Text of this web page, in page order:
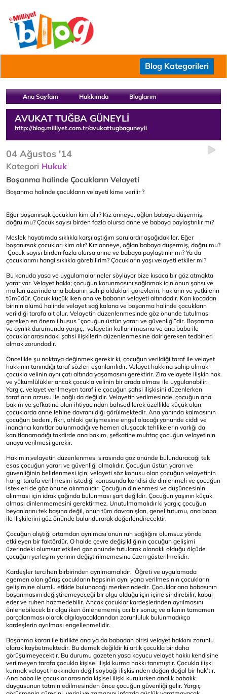
Blog Kategorileri
Ana Sayfam Hakkımda Bloglarım
AVUKAT TUĞBA GÜNEYLİ
http://blog.milliyet.com.tr/avukattugbaguneyli
04 Ağustos '14
Kategori Hukuk
Boşanma halinde Çocukların Velayeti
Boşanma halinde çocukların velayeti kime verilir ?
Eğer boşanırsak çocukları kim alır? Kız anneye, oğlan babaya düşermiş,
doğru mu? Çocuk sayısı birden fazla olursa anne ve babaya paylaştırılır mı?
Meslek hayatımda sıklıkla karşılaştığım sorulardır aşağıdakiler. Eğer
boşanırsak çocukları kim alır? Kız anneye, oğlan babaya düşermiş, doğru mu?
Çocuk sayısı birden fazla olursa anne ve babaya paylaştırılır mı? Ya da
çocuklarımı hangi sıklıkla görebilirim? Çocukların yaşı velayeti etkiler mi?
Bu konuda yasa ve uygulamalar neler söylüyor bize kısaca bir göz atmakta
yarar var. Velayet hakkı; çocuğun korunmasını sağlamak için onun şahsı ve
malları üzerinde ana babanın sahip oldukları görevlerin, hakların ve yetkilerin
tümüdür. Çocuk küçük iken ana ve babanın velayeti altındadır. Karı kocadan
birinin ölümü halinde velayet sağ kalana ve boşanma halinde çocukların
verildiği tarafa ait olur. Velayetin düzenlenmesinde göz önünde tutulması
gereken en önemli husus “çocuğun üstün yararı ve güvenliği”dir. Boşanma
ve ayrılık durumunda yargıç, velayetin kullanılmasına ve ana baba ile
çocuklar arasındaki şahsi ilişkilerin düzenlenmesine dair gereken tedbirleri
almak zorundadır.
Öncelikle şu noktaya değinmek gerekir ki, çocuğun verildiği taraf ile velayet
hakkının tanındığı taraf sözleri eşanlamlıdır. Velayet hakkına sahip olmak
çocukla velinin aynı çatı altında yaşamasını gerektirir. Zira velayete ilişkin hak
ve yükümlülükler ancak çocukla velinin bir arada olması ile uygulanabilir.
Yargıç, velayet verilmeyen taraf ile çocuğun şahsi ilişkisini düzenlerken
tarafların arzusu ile bağlı da değildir. Velayetin verilmesinde, çocuğun ana
bakım ve şefkatine olan ihtiyacından bahsedilerek özellikle küçük olan
çocuklarda anne lehine davranıldığı görülmektedir. Ana yanında kalmasının
çocuğun bedeni, fikri, ahlaki gelişmesine engel olacağı yönünde ciddi ve
inandırıcı kanıtlar bulunmadığı ve hemen oluşacak tehlikelerin varlığı da
kanıtlanamadığı takdirde ana bakım, şefkatine muhtaç çocuğun velayetinin
anaya verilmesi gerekir.
Hakimin,velayetin düzenlenmesi sırasında göz önünde bulunduracağı tek
esas çocuğun yararı ve güvenliği olmalıdır. Çocuğun üstün yararı ve
güvenliğinin belirlenmesi için, velayeti söz konusu olan çocuğun velayetinin
hangi tarafa verilmesini istediği konusunda kendisi de dinlenmeli ve çocuğun
istekleri de göz önüne alınmalıdır. Çocuğun dinlenmesi ve düşüncesinin
alınması için idrak çağında bulunması şart değildir. Çocuğun yaşının küçük
olması dinlenmemesini gerektirmez. Unutulmamalıdır ki yargıç çocuğun
beyanlarını tek başına değil, onun tüm davranışları, genel tutumu, ana baba
ile ilişkilerini göz önünde bulundurarak değerlendirecektir.
Çocuğun alıştığı ortamdan ayrılması onun ruh sağlığını olumsuz yönde
etkileyen bir faktördür. O halde çevre değişikliğinin çocuğun gelişimi
üzerindeki olumsuz etkileri göz önünde tutularak olanaklı olduğu ölçüde
çocuğun yerleşim yerinin değiştirilmemesine özen gösterilmelidir.
Kardeşler tercihen birbirinden ayrılmamalıdır. Öğreti ve uygulamada
egemen olan görüş çocukların hepsinin aynı yana verilmesinin çocukların
gelişimine olumlu etkide bulunacağı merkezindedir. Çocuklar ana babasının
boşanmasını değiştiremeyeceği bir olgu olduğu için içine sindirebilir, kabul
eder ve ruhen hazmedebilir. Ancak çocuklar kardeşlerinden ayrılmasını
önlenebilecek bir olgu iken önlenememiş acı bir sonuç ve ailenin tamamen
parçalanması olarak algılayacaklarından zorunluluk bulunmadıkça
kardeşlerin ayrılması engellenmelidir.
Boşanma kararı ile birlikte ana ya da babadan birisi velayet hakkını zorunlu
olarak kaybetmektedir. Bu demek değildir ki artık çocukla bir daha
görüşülmeyecektir. Bu durumu gözeten yasa koyucu velayet hakkı kendisine
verilmeyen tarafa çocukla kişisel ilişki kurma hakkı tanımıştır. Çocukla ilişki
kurmak velayet hakkından değil soybağı ilişkisinden doğan doğal bir hak’tır.
Ana baba ile çocuklar arasında kişisel ilişki kurulurken analık babalık
duygusunun tatmin edilmesinden önce çocuğun güvenliği gelir. Yargıç